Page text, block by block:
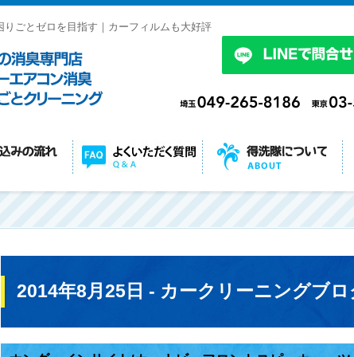
ごとゼロを目指す｜カーフィルムも大好評
2014年8月25日 - カークリーニングブロ